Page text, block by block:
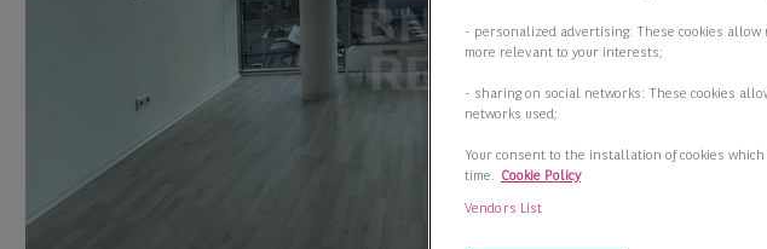
- personalized advertising: These cookies
more relevant to your interests;
- sharing on social networks: These cookies
networks used;
Your consent to the installation of cookies
time. Cookie Policy
Vendors List